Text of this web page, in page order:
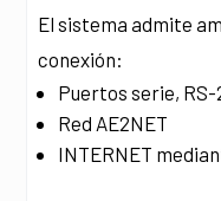
El sistema admite
conexión:
Puertos serie, RS-
Red AE2NET
INTERNET